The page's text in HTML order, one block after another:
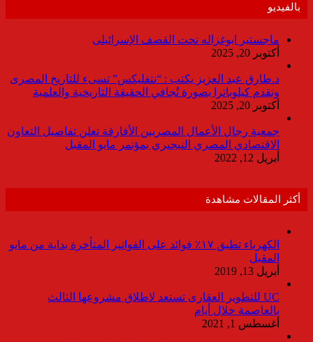
بالفيديو
ماجستير ابوغزاله تحت القصف الإسرائيلى
أكتوبر 20, 2025
د.طارق عبد العزيز يكتب : “نتفليكس” تسىء للتاريخ المصرى
وتقدم كيلوباترا بصورة تُجافي الحقيقة التاريخية والعلمية
أكتوبر 20, 2025
جمعية رجال الأعمال المصريين الأفارقة تعلن تفاصيل التعاون
الاقتصادي المصري النيجيري بمؤتمر مايو المقبل
أبريل 12, 2022
أكثر المقالات مشاهدة
الكهرباء تطبق ١٧٪ فوائد على الفواتير المتأخرة بداية من مايو
المقبل
أبريل 13, 2019
UC للتطوير العقارى تستعد لاطلاق مشروعها الثالث
بالعاصمة خلال أيام
أغسطس 1, 2021